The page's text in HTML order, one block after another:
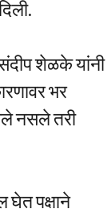
संदीप शेळके यांनी
भर
नसले तरी
घेत पक्षाने